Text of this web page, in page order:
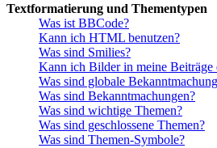
Textformatierung und Thementypen
Was ist BBCode?
Kann ich HTML benutzen?
Was sind Smilies?
Kann ich Bilder in meine Beiträge
Was sind globale
Was sind Bekanntmachungen?
Was sind wichtige Themen?
Was sind geschlossene Themen?
Was sind Themen-Symbole?